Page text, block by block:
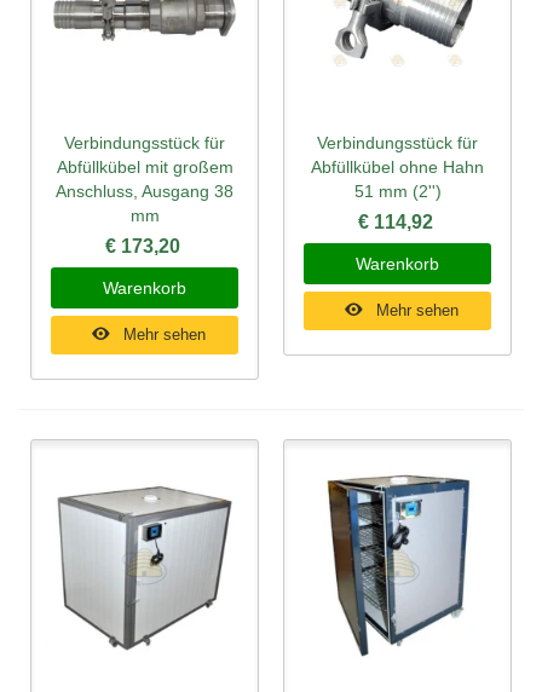
Verbindungsstück für
Abfüllkübel mit großem
Anschluss, Ausgang 38
mm
€ 173,20
Warenkorb
Mehr sehen
Verbindungsstück für
Abfüllkübel ohne Hahn
51 mm (2'')
€ 114,92
Warenkorb
Mehr sehen